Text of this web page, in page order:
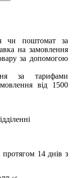
чи поштомат за
на замовлення
за допомогою
за тарифами
від 1500
14 днів з